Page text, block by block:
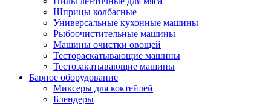
Шприцы колбасные
Универсальные кухонные машины
Рыбоочистительные машины
Машины очистки овощей
Тестораскатывающие машины
Тестозакатывающие машины
Барное оборудование
Миксеры для коктейлей
Блендеры